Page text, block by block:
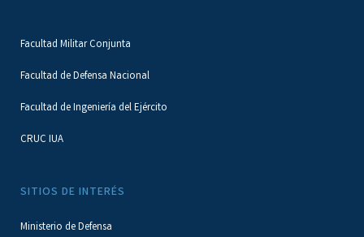
Facultad Militar Conjunta
Facultad de Defensa Nacional
Facultad de Ingeniería del Ejército
CRUC IUA
SITIOS DE INTERÉS
Ministerio de Defensa